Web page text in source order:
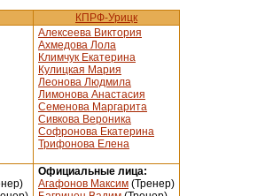
КПРФ-Урицк
Алексеева Виктория
Ахмедова Лола
Климчук Екатерина
Кулицкая Мария
Леонова Людмила
Лимонова Анастасия
Семенова Маргарита
Сивкова Вероника
Софронова Екатерина
Трифонова Елена
Официальные лица:
Агафонов Максим (Тренер)